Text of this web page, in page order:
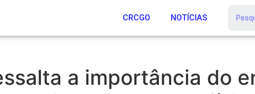
CRCGO NOTÍCIAS
a importância do